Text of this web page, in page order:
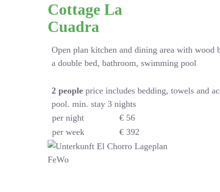
Cottage La
Cuadra
Open plan kitchen and dining area with wood
a double bed, bathroom, swimming pool
2peopleprice includes bedding, towels and
pool. min. stay 3 nights
per night
€ 56
per week
€ 392